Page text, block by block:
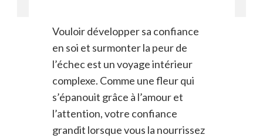
Vouloir développer sa confiance
en soi et surmonter la peur de
l’échec est un voyage intérieur
complexe. Comme une fleur qui
s’épanouit grâce à l’amour et
l’attention, votre confiance
grandit lorsque vous la nourrissez